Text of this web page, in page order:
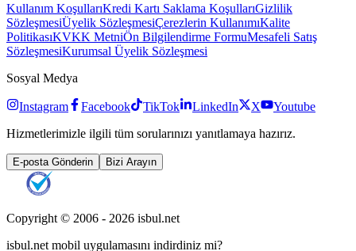
Kullanım KoşullarıKredi Kartı Saklama KoşullarıGizlilik
SözleşmesiÜyelik SözleşmesiÇerezlerin KullanımıKalite
PolitikasıKVKK MetniÖn Bilgilendirme FormuMesafeli Satış
SözleşmesiKurumsal Üyelik Sözleşmesi
Sosyal Medya
Instagram Facebook TikTok LinkedIn X
Youtube
Hizmetlerimizle ilgili tüm sorularınızı yanıtlamaya hazırız.
E-posta Gönderin Bizi Arayın
Copyright © 2006 - 2026 isbul.net
isbul.net mobil uygulamasını indirdiniz mi?